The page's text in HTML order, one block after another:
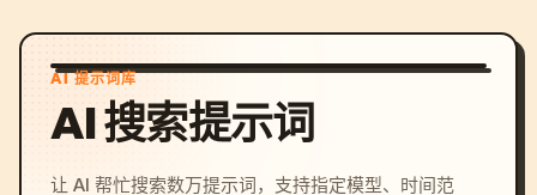
AI 提示词库
AI 搜索提示词
让 AI 帮忙搜索数万提示词，支持指定模型、时间范